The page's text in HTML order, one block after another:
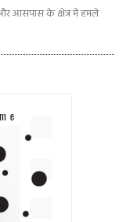
आसपास के क्षेत्र में हमले